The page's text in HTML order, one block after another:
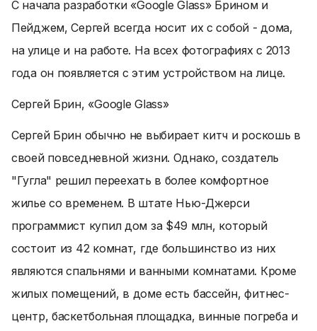
С начала разработки «Google Glass» Брином и
Пейджем, Сергей всегда носит их с собой - дома,
на улице и на работе. На всех фотографиях с 2013
года он появляется с этим устройством на лице.
Сергей Брин, «Google Glass»
Сергей Брин обычно не выбирает китч и роскошь в
своей повседневной жизни. Однако, создатель
"Гугла" решил переехать в более комфортное
жилье со временем. В штате Нью-Джерси
программист купил дом за $49 млн, который
состоит из 42 комнат, где большинство из них
являются спальнями и ванными комнатами. Кроме
жилых помещений, в доме есть бассейн, фитнес-
центр, баскетбольная площадка, винные погреба и